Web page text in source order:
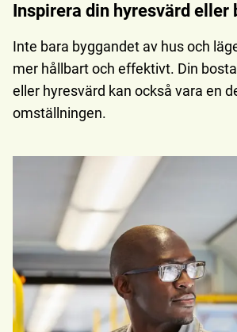
Inspirera din hyresvärd eller
Inte bara byggandet av hus och
mer hållbart och effektivt. Din
eller hyresvärd kan också vara en
omställningen.